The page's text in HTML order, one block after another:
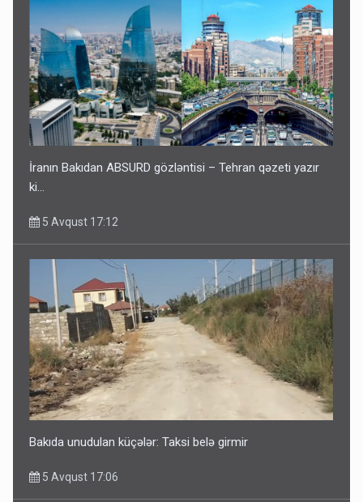
İranın Bakıdan ABSURD gözləntisi – Tehran qəzeti yazır
ki…
5 Avqust 17:12
Bakıda unudulan küçələr: Taksi belə girmir
5 Avqust 17:06